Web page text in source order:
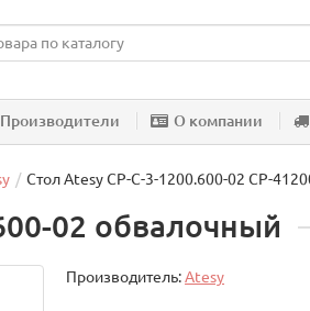
Производители О компании
Стол Atesy СР-С-3-1200.600-02 СР-
02 обвалочный
Производитель:Atesy